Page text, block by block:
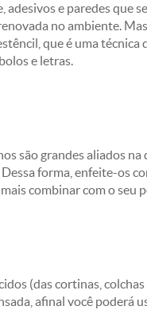
adesivos e paredes que
no ambiente.
que é uma técnica
e letras.
são grandes aliados na
forma, enfeite-os
combinar com o seu
(das cortinas,
afinal você poderá